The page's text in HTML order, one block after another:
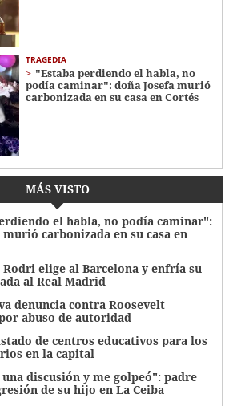
TRAGEDIA
"Estaba perdiendo el habla, no
podía caminar": doña Josefa murió
carbonizada en su casa en Cortés
MÁS VISTO
el habla, no podía caminar":
murió carbonizada en su casa en
Rodri elige al Barcelona y enfría su
al Real Madrid
denuncia contra Roosevelt
abuso de autoridad
de centros educativos para los
en la capital
discusión y me golpeó": padre
de su hijo en La Ceiba